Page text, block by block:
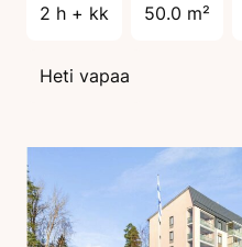
2 h + kk 50.0 m²
Heti vapaa